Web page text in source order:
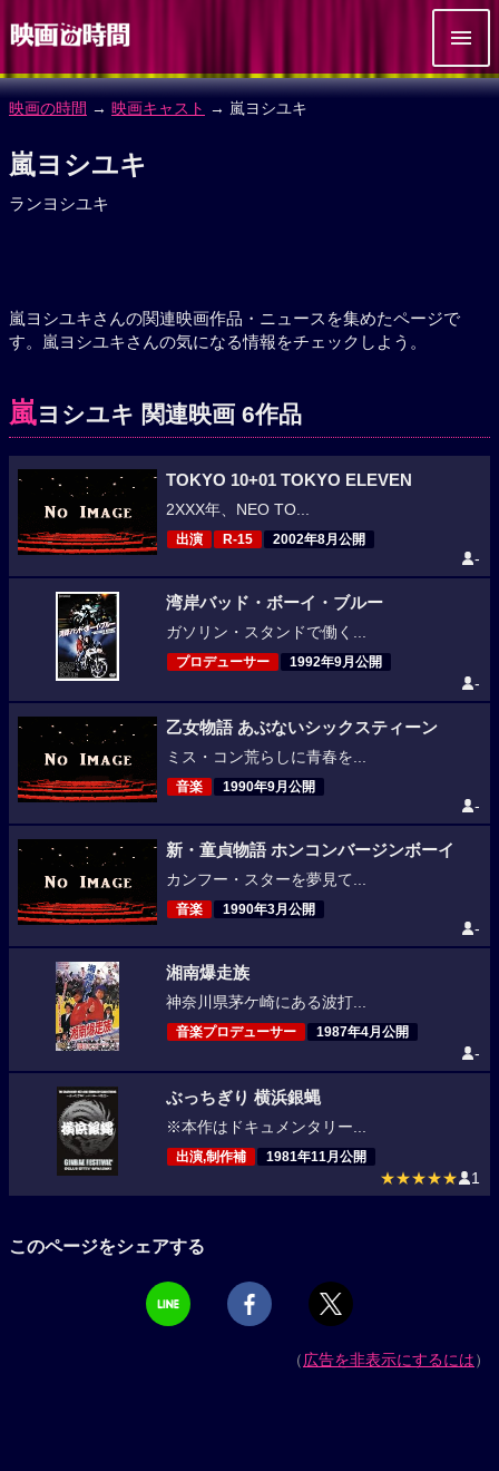
映画の時間 → 映画キャスト → 嵐ヨシユキ
嵐ヨシユキ
ランヨシユキ
嵐ヨシユキさんの関連映画作品・ニュースを集めたページで
す。嵐ヨシユキさんの気になる情報をチェックしよう。
嵐ヨシユキ 関連映画 6作品
TOKYO 10+01 TOKYO ELEVEN
2XXX年、NEO TO...
出演 R-15 2002年8月公開
-
湾岸バッド・ボーイ・ブルー
ガソリン・スタンドで働く...
プロデューサー 1992年9月公開
-
乙女物語 あぶないシックスティーン
ミス・コン荒らしに青春を...
音楽 1990年9月公開
-
新・童貞物語 ホンコンバージンボーイ
カンフー・スターを夢見て...
音楽 1990年3月公開
-
湘南爆走族
神奈川県茅ケ崎にある波打...
音楽プロデューサー 1987年4月公開
-
ぶっちぎり 横浜銀蝿
※本作はドキュメンタリー...
出演,制作補 1981年11月公開
★★★★★ 1
このページをシェアする
（広告を非表示にするには）